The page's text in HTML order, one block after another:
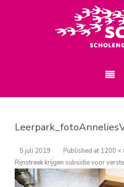
Published
5 juli 2019 at 1200 ×
Rijnstreek krijgen subsidie voor